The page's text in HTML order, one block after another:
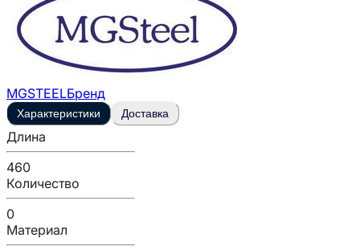
MGSTEELБренд
Характеристики Доставка
Длина
460
Количество
0
Материал